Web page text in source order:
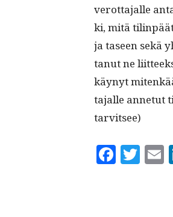
verot­ta­jalle
ki, mitä
ja taseen sekä
tanut ne
käynyt
ta­jalle annetut
tarvitsee)
F T